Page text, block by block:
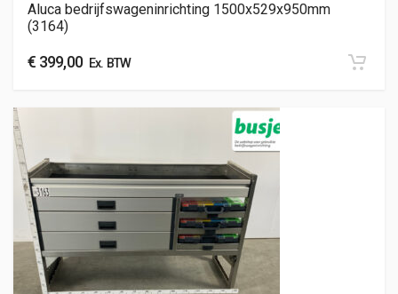
Aluca bedrijfswageninrichting 1500x529x950mm
(3164)
€ 399,00Ex. BTW